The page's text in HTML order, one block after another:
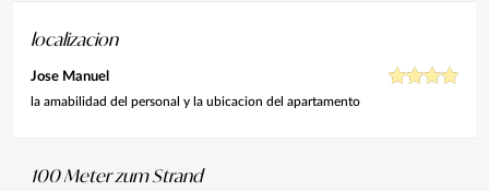
localizacion
Jose Manuel
la amabilidad del personal y la ubicacion del apartamento
100 Meter zum Strand